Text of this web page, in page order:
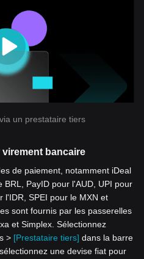
un prestataire tiers
bancaire
de paiement, notamment iDeal
BRL, PayID pour l'AUD, UPI pour
l'IDR, SPEI pour le MXN et
sont fournis par les passerelles
et Simplex. Sélectionnez
> [Prestataire tiers] dans la barre
une devise fiat pour